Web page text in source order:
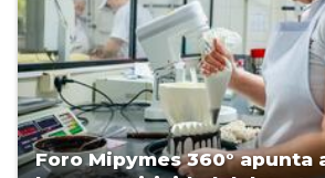
Foro Mipymes 360° apunta